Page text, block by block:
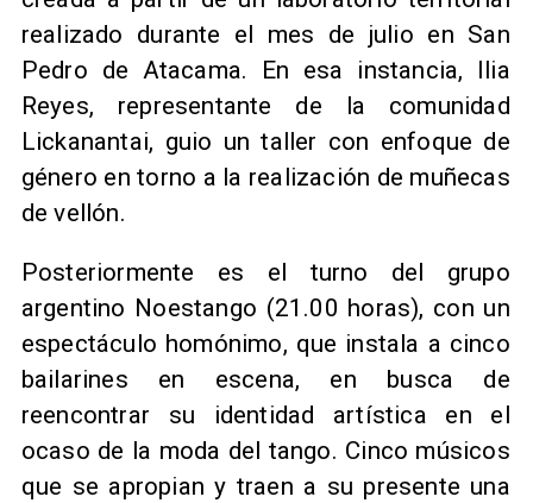
realizado durante el mes de julio en San
Pedro de Atacama. En esa instancia, Ilia
Reyes, representante de la comunidad
Lickanantai, guio un taller con enfoque de
género en torno a la realización de muñecas
de vellón.
Posteriormente es el turno del grupo
argentino Noestango (21.00 horas), con un
espectáculo homónimo, que instala a cinco
bailarines en escena, en busca de
reencontrar su identidad artística en el
ocaso de la moda del tango. Cinco músicos
que se apropian y traen a su presente una